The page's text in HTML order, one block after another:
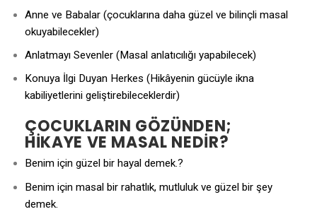
Anne ve Babalar (çocuklarına daha güzel ve bilinçli masal
okuyabilecekler)
Anlatmayı Sevenler (Masal anlatıcılığı yapabilecek)
Konuya İlgi Duyan Herkes (Hikâyenin gücüyle ikna
kabiliyetlerini geliştirebileceklerdir)
ÇOCUKLARIN GÖZÜNDEN;
HİKAYE VE MASAL NEDİR?
Benim için güzel bir hayal demek.?
Benim için masal bir rahatlık, mutluluk ve güzel bir şey
demek.